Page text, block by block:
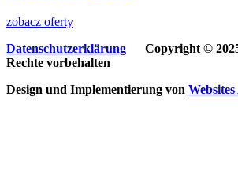
zobacz oferty
Datenschutzerklärung
Copyright ©
Rechte vorbehalten
Design und Implementierung von Websites